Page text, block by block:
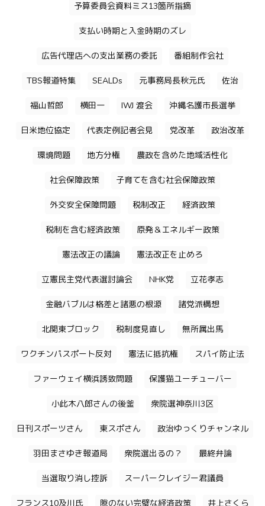
予算委員会資料ミス13箇所指摘
支払い時期と入金時期のズレ
広告代理店への支出業務の委託 番組制作会社
TBS報道特集 SEALDs 元事務局長秋元氏 佐治
福山哲郎 横田一 IWJ 渡会 沖縄名護市長選挙
日米地位協定 代表定例記者会見 党改革 政治改革
環境問題 地方分権 農政を含めた地域活性化
社会保障政策 子育てを含む社会保障政策
外交安全保障問題 税制改正 経済政策
税制を含む経済政策 原発＆エネルギー政策
憲法改正の議論 憲法改正を止めろ
立憲民主党代表選討論会 NHK党 立花孝志
金融バブルは格差と諸悪の根源 諸党派構想
北関東ブロック 税制度見直し 無所属出馬
ワクチンパスポート反対 憲法に抵抗権 スパイ防止法
ファーウェイ横浜誘致問題 保護猫ユーチューバー
小此木八郎さんの後釜 衆院選神奈川3区
日刊スポーツさん 東スポさん 政治ゆっくりチャンネル
羽田まさゆき報道局 衆院選出るの？ 最終弁論
当選取り消し控訴 スーパークレイジー君議員
フランス10及川氏 隙のない完璧な経済政策 井上さくら